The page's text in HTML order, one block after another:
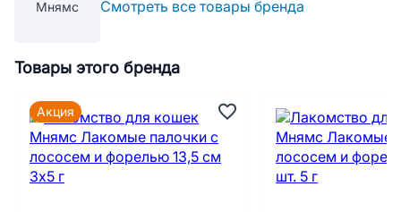
Мнямс Смотреть все товары бренда
Товары этого бренда
Акция